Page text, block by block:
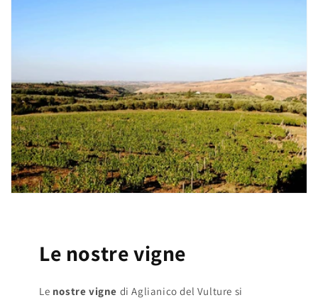
Le nostre vigne
Le nostre vigne di Aglianico del Vulture si